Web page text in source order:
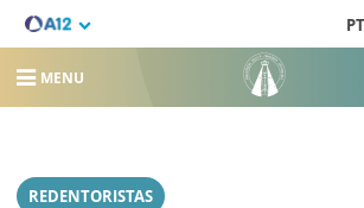
PT
MENU
REDENTORISTAS